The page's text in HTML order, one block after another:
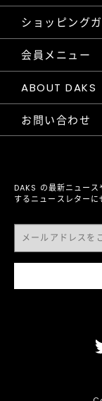
DAKS の最新ニュー
するニュースレターに
ショッピング
会員メニュー
ABOUT DAKS
お問い合わせ